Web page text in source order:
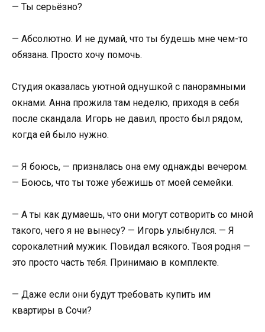
— Ты серьёзно?
— Абсолютно. И не думай, что ты будешь мне чем-то
обязана. Просто хочу помочь.
Студия оказалась уютной однушкой с панорамными
окнами. Анна прожила там неделю, приходя в себя
после скандала. Игорь не давил, просто был рядом,
когда ей было нужно.
— Я боюсь, — призналась она ему однажды вечером.
— Боюсь, что ты тоже убежишь от моей семейки.
— А ты как думаешь, что они могут сотворить со мной
такого, чего я не вынесу? — Игорь улыбнулся. — Я
сорокалетний мужик. Повидал всякого. Твоя родня —
это просто часть тебя. Принимаю в комплекте.
— Даже если они будут требовать купить им
квартиры в Сочи?